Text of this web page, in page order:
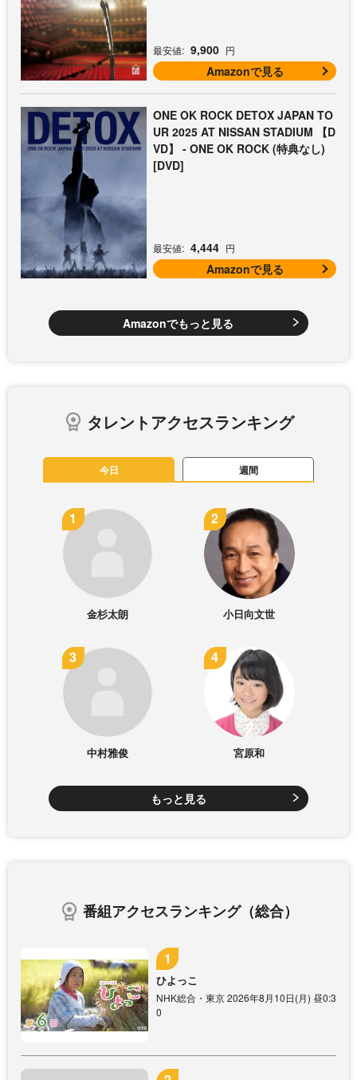
最安値: 9,900 円
Amazonで見る
ONE OK ROCK DETOX JAPAN TO
UR 2025 AT NISSAN STADIUM 【D
VD】 - ONE OK ROCK (特典なし)
[DVD]
最安値: 4,444 円
Amazonで見る
Amazonでもっと見る
タレントアクセスランキング
今日 週間
金杉太朗 小日向文世
中村雅俊 宮原和
もっと見る
番組アクセスランキング（総合）
ひよっこ
NHK総合・東京 2026年8月10日(月) 昼0:3
0